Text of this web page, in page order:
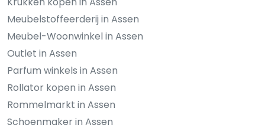
Meubelstoffeerderij in Assen
Meubel-Woonwinkel in Assen
Outlet in Assen
Parfum winkels in Assen
Rollator kopen in Assen
Rommelmarkt in Assen
Schoenmaker in Assen